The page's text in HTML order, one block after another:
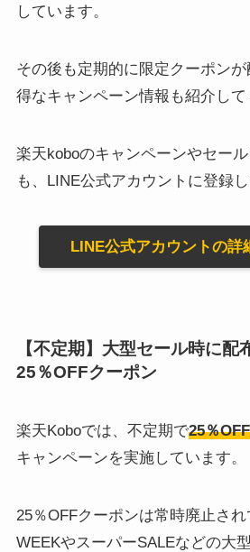
しています。
その後も定期的に限定クーポン
得なキャンペーン情報も紹介して
楽天koboのキャンペーンやセー
も、LINE公式アカウントに登録
LINE公式アカウントの詳
【不定期】大型セール時に配
25％OFFクーポン
楽天Koboでは、不定期で25％
キャンペーンを実施しています。
25％OFFクーポンは常時廃止さ
WEEKやスーパーSALEなどの大